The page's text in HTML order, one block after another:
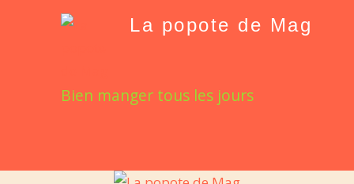
La popote de Mag
Bien manger tous les jours